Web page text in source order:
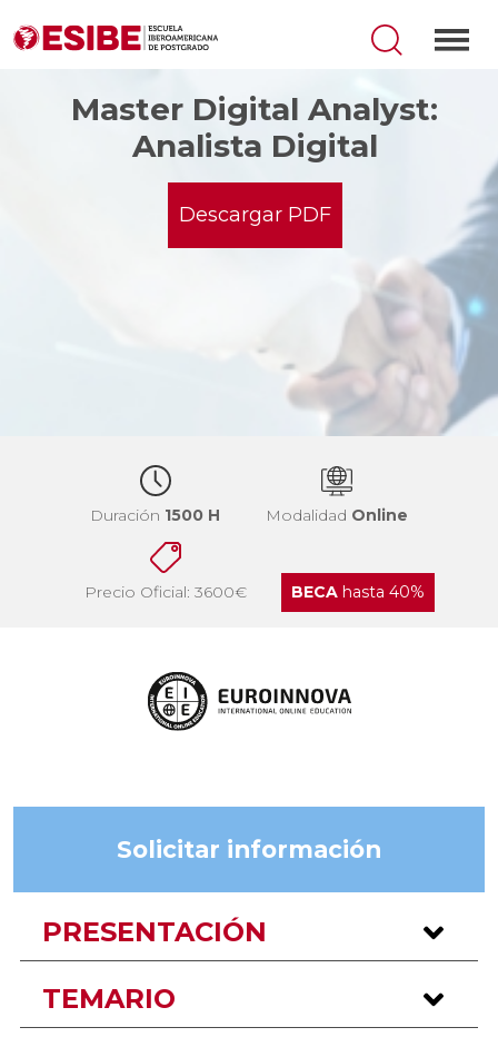
Master Digital Analyst:
Analista Digital
Descargar PDF
Duración 1500 H Modalidad Online
Precio Oficial: 3600€ BECAhasta 40%
Solicitar información
PRESENTACIÓN
TEMARIO